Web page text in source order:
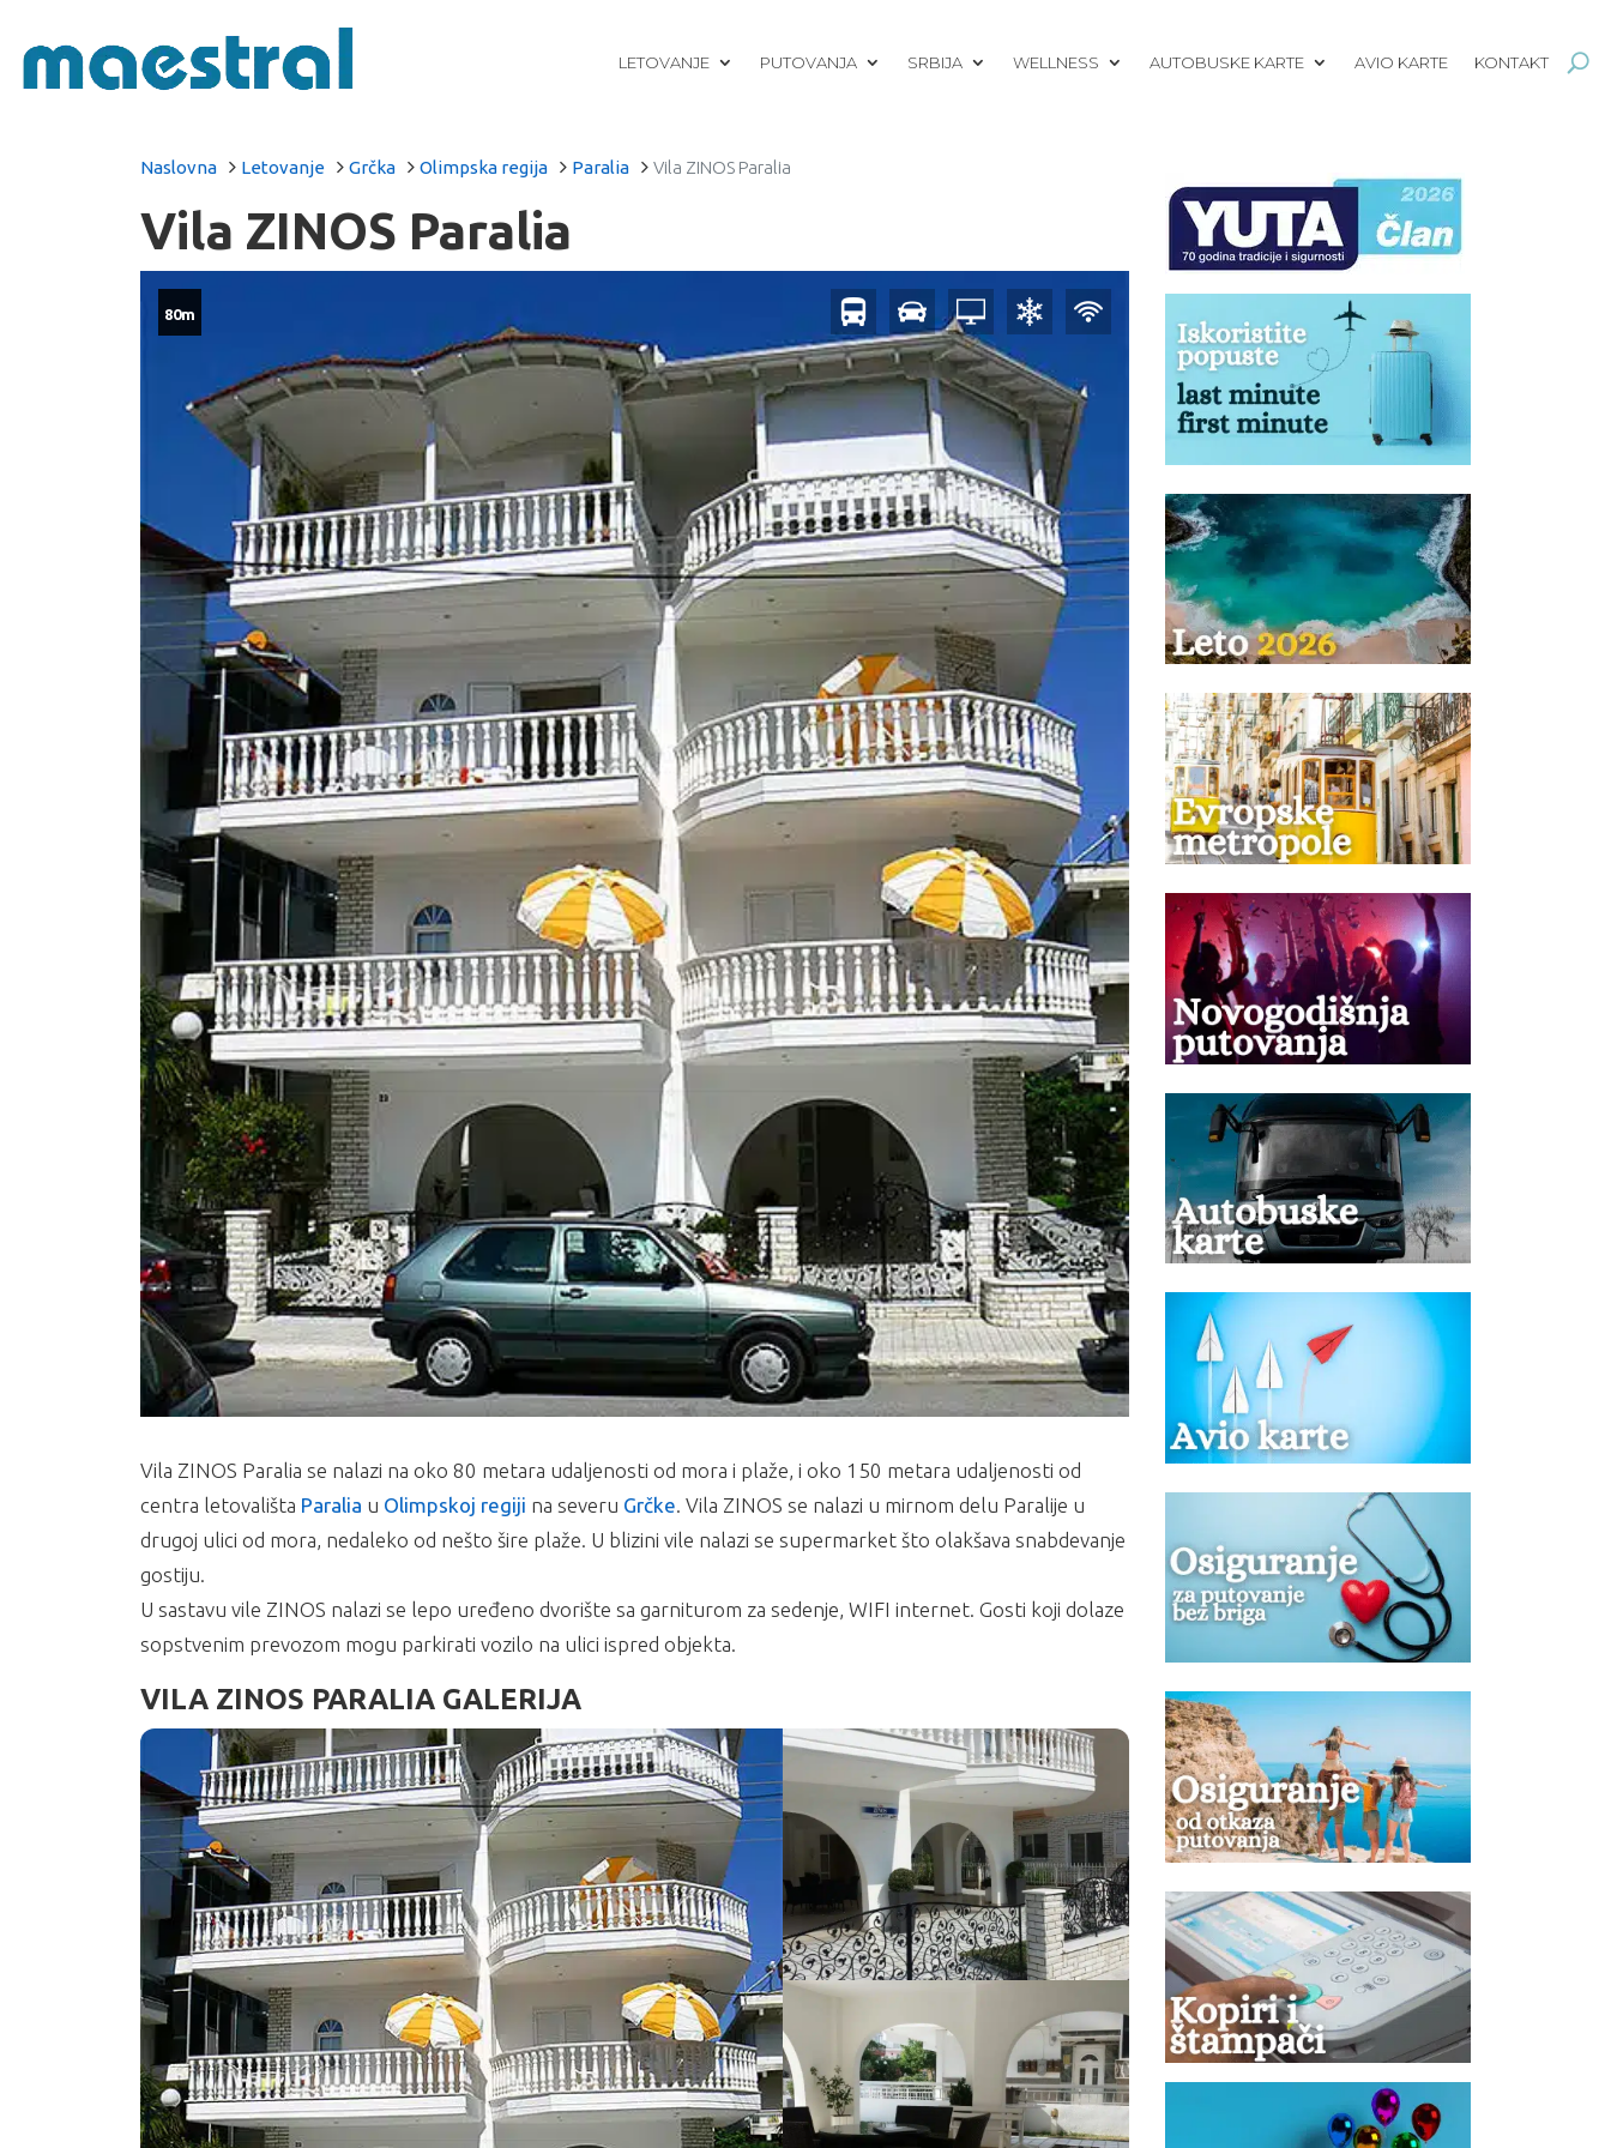
LETOVANJE PUTOVANJA SRBIJA WELLNESS AUTOBUSKE KARTE AVIO KARTE KONTAKT
Naslovna Letovanje Grčka Olimpska regija Paralia Vila ZINOS Paralia
Vila ZINOS Paralia
80m
Vila ZINOS Paralia se nalazi na oko 80 metara udaljenosti od mora i plaže, i oko 150 metara udaljenosti od
centra letovališta Paralia u Olimpskoj regiji na severu Grčke . Vila ZINOS se nalazi u mirnom delu Paralije u
drugoj ulici od mora, nedaleko od nešto šire plaže. U blizini vile nalazi se supermarket što olakšava snabdevanje
gostiju.
U sastavu vile ZINOS nalazi se lepo uređeno dvorište sa garniturom za sedenje, WIFI internet. Gosti koji dolaze
sopstvenim prevozom mogu parkirati vozilo na ulici ispred objekta.
VILA ZINOS PARALIA GALERIJA